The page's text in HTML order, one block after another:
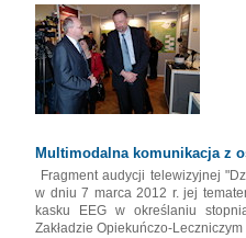
Multimodalna komunikacja z
Fragment audycji telewizyjnej
w dniu 7 marca 2012 r. jej
kasku EEG w określaniu
Zakładzie Opiekuńczo-